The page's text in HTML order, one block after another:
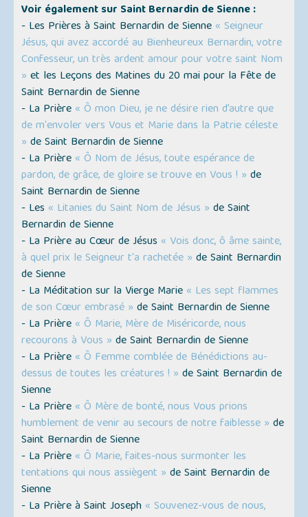
Voir également sur Saint Bernardin de Sienne :
- Les Prières à Saint Bernardin de Sienne « Seigneur
Jésus, qui avez accordé au Bienheureux Bernardin, votre
Confesseur, un très ardent amour pour votre saint Nom
» et les Leçons des Matines du 20 mai pour la Fête de
Saint Bernardin de Sienne
- La Prière « Ô mon Dieu, je ne désire rien d’autre que
de m'envoler vers Vous et Marie dans la Patrie céleste
» de Saint Bernardin de Sienne
- La Prière « Ô Nom de Jésus, toute espérance de
pardon, de grâce, de gloire se trouve en Vous ! » de
Saint Bernardin de Sienne
- Les « Litanies du Saint Nom de Jésus » de Saint
Bernardin de Sienne
- La Prière au Cœur de Jésus « Vois donc, ô âme sainte,
à quel prix le Seigneur t'a rachetée » de Saint Bernardin
de Sienne
- La Méditation sur la Vierge Marie « Les sept flammes
de son Cœur embrasé » de Saint Bernardin de Sienne
- La Prière « Ô Marie, Mère de Miséricorde, nous
recourons à Vous » de Saint Bernardin de Sienne
- La Prière « Ô Femme comblée de Bénédictions au-
dessus de toutes les créatures ! » de Saint Bernardin de
Sienne
- La Prière « Ô Mère de bonté, nous Vous prions
humblement de venir au secours de notre faiblesse » de
Saint Bernardin de Sienne
- La Prière « Ô Marie, faites-nous surmonter les
tentations qui nous assiègent » de Saint Bernardin de
Sienne
- La Prière à Saint Joseph « Souvenez-vous de nous,